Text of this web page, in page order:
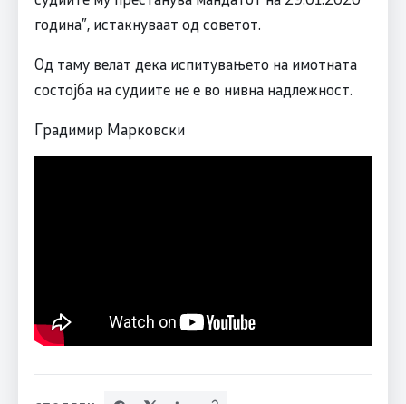
година”, истакнуваат од советот.
Од таму велат дека испитувањето на имотната
состојба на судиите не е во нивна надлежност.
Градимир Марковски